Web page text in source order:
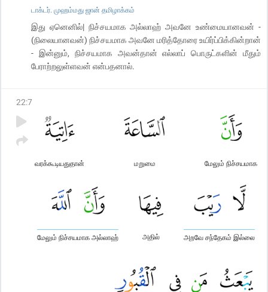
டாக்டர். முஹம்மது ஜான் தமிழாக்கம்
இது ஏனெனில்| நிச்சயமாக அல்லாஹ் அவனே உண்மையானவன் -
(நிலையானவன்) நிச்சயமாக அவனே மரித்தோரை உயிர்ப்பிக்கின்றான்
- இன்னும், நிச்சயமாக அவன்தான் எல்லாப் பொருட்களின் மீதும்
பேராற்றலுள்ளவன் என்பதனால்.
22:7
மேலும் நிச்சயமாக
மறுமை
வரக்கூடியதுதான்
அறவே சந்தேகம் இல்லை
அதில்
மேலும் நிச்சயமாக அல்லாஹ்